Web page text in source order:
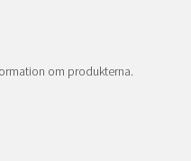
om produkterna.